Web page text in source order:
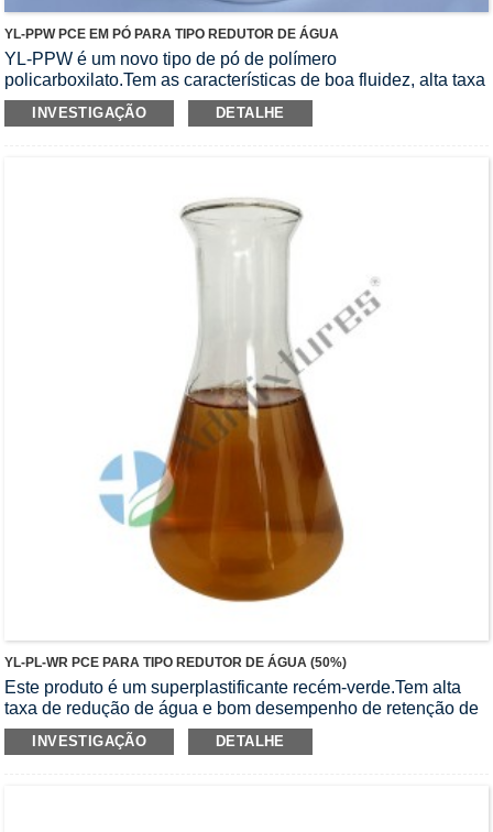
YL-PPW PCE EM PÓ PARA TIPO REDUTOR DE ÁGUA
YL-PPW é um novo tipo de pó de polímero
policarboxilato.Tem as características de boa fluidez, alta taxa
de redução de água e boa solubilidade, adequado para
diferentes tipos de argamassa à base de cimento ou à base
INVESTIGAÇÃO DETALHE
YL-PL-WR PCE PARA TIPO REDUTOR DE ÁGUA (50%)
Este produto é um superplastificante recém-verde.Tem alta
taxa de redução de água e bom desempenho de retenção de
queda.É aplicado principalmente em concreto de alta
resistência, alto desempenho e alto grau, concreto em massa,
INVESTIGAÇÃO DETALHE